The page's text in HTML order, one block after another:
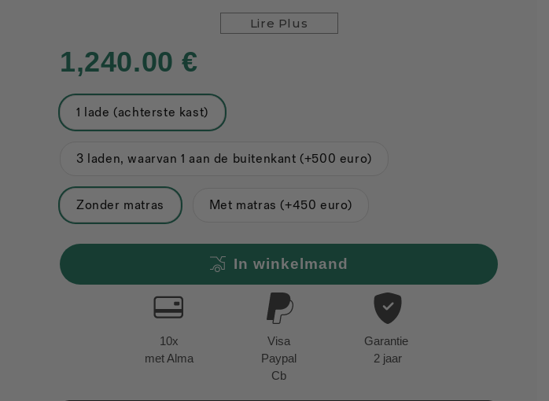
wanneer volledig uitgevouwen, voor een comfortabel bed
ruimte in te boeten.
met 3 laden (338 L)voor ultrapraktisch opbergen.
Gemakkelijke toegang
toegankelijk.
voor een goede nachtrust.
Een ontwerp ontworpen voor
ingenieus, trouw aan de geest van Tchao Tchao: eenvoudig, praktisch en lokaal
Lire Plus
1,240.00 €
1 lade (achterste kast)
3 laden, waarvan 1 aan de buitenkant (+500 euro)
Zonder matras Met matras (+450 euro)
In winkelmand
10x
met Alma
Visa
Paypal
Cb
Garantie
2 jaar